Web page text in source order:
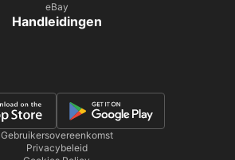
eBay
Handleidingen
Gebruikersovereenkomst
Privacybeleid